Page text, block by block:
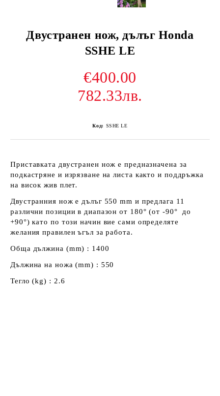
Двустранен нож, дълъг Honda
SSHE LE
€400.00
782.33лв.
Код: SSHE LE
Приставката двустранен нож е предназначена за
подкастряне и изрязване на листа както и поддръжка
на висок жив плет.
Двустранния нож е дълъг 550 mm и предлага 11
различни позиции в диапазон от 180° (от -90° до
+90°) като по този начин вие сами определяте
желания правилен ъгъл за работа.
Обща дължина (mm) : 1400
Дължина на ножа (mm) : 550
Тегло (kg) : 2.6